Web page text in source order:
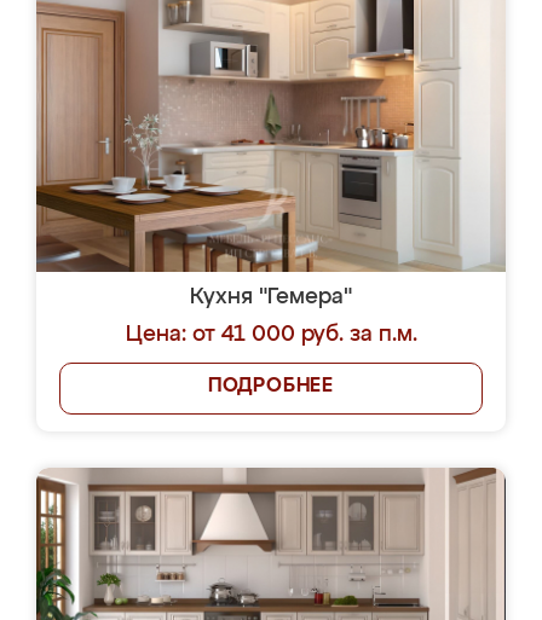
Кухня "Гемера"
Цена: от 41 000 руб. за п.м.
ПОДРОБНЕЕ